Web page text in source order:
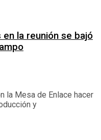
la reunión se bajó
la Mesa de Enlace hacer
y